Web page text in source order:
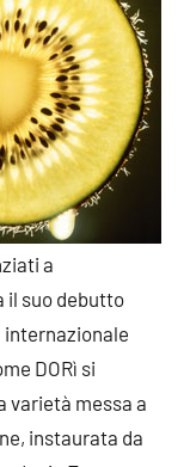
a
il suo debutto
internazionale
DORì si
varietà messa a
instaurata da